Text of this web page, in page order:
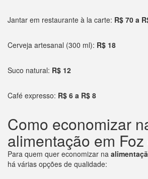
Jantar em restaurante à la carte: R$ 70 a
Cerveja artesanal (300 ml): R$ 18
Suco natural: R$ 12
Café expresso: R$ 6 a R$ 8
Como economizar
alimentação em
Para quem quer economizar na
há várias opções de qualidade: